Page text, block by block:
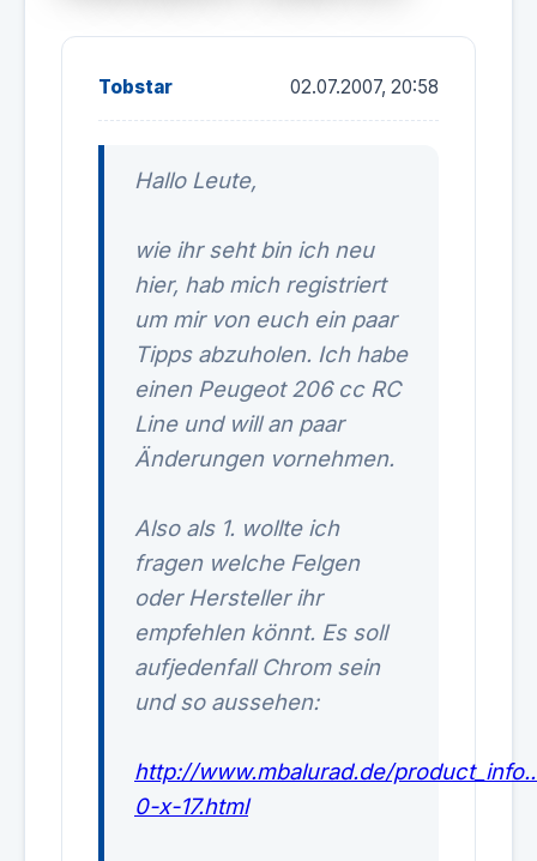
Tobstar 02.07.2007, 20:58
Hallo Leute,
wie ihr seht bin ich neu
hier, hab mich registriert
um mir von euch ein paar
Tipps abzuholen. Ich habe
einen Peugeot 206 cc RC
Line und will an paar
Änderungen vornehmen.
Also als 1. wollte ich
fragen welche Felgen
oder Hersteller ihr
empfehlen könnt. Es soll
aufjedenfall Chrom sein
und so aussehen:
http://www.mbalurad.de/
0-x-17.html